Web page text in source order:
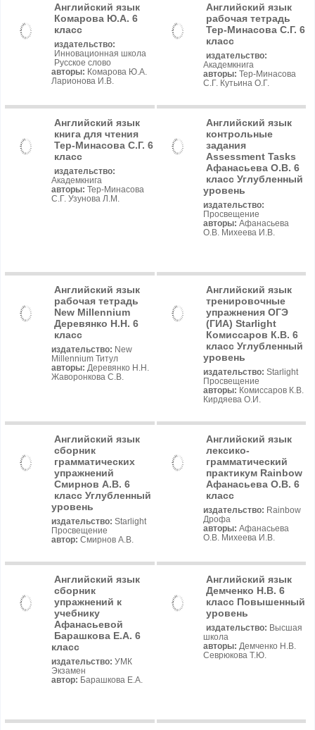
Английский язык
Комарова Ю.А. 6
класс
издательство:
Инновационная школа
Русское слово
авторы: Комарова Ю.А.
Ларионова И.В.
Английский язык
рабочая тетрадь
Тер-Минасова С.Г. 6
класс
издательство:
Академкнига
авторы: Тер-Минасова
С.Г. Кутьина О.Г.
Английский язык
книга для чтения
Тер-Минасова С.Г. 6
класс
издательство:
Академкнига
авторы: Тер-Минасова
С.Г. Узунова Л.М.
Английский язык
контрольные
задания
Assessment Tasks
Афанасьева О.В. 6
класс Углубленный
уровень
издательство:
Просвещение
авторы: Афанасьева
О.В. Михеева И.В.
Английский язык
рабочая тетрадь
New Millennium
Деревянко Н.Н. 6
класс
издательство: New
Millennium Титул
авторы: Деревянко Н.Н.
Жаворонкова С.В.
Английский язык
тренировочные
упражнения ОГЭ
(ГИА) Starlight
Комиссаров К.В. 6
класс Углубленный
уровень
издательство: Starlight
Просвещение
авторы: Комиссаров К.В.
Кирдяева О.И.
Английский язык
сборник
грамматических
упражнений
Смирнов А.В. 6
класс Углубленный
уровень
издательство: Starlight
Просвещение
автор: Смирнов А.В.
Английский язык
лексико-
грамматический
практикум Rainbow
Афанасьева О.В. 6
класс
издательство: Rainbow
Дрофа
авторы: Афанасьева
О.В. Михеева И.В.
Английский язык
сборник
упражнений к
учебнику
Афанасьевой
Барашкова Е.А. 6
класс
издательство: УМК
Экзамен
автор: Барашкова Е.А.
Английский язык
Демченко Н.В. 6
класс Повышенный
уровень
издательство: Высшая
школа
авторы: Демченко Н.В.
Севрюкова Т.Ю.